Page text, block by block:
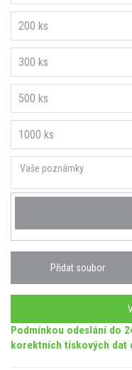
Přidat soubor
200 ks
300 ks
500 ks
1000 ks
Podmínkou odeslání do
korektních tiskových dat